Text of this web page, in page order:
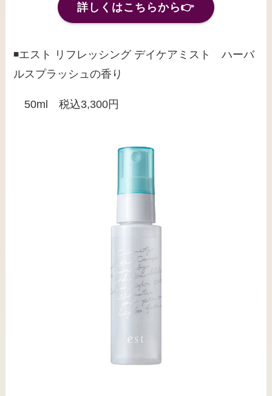
詳しくはこちらから👉
◾️エスト リフレッシング デイケアミスト ハーバ
ルスプラッシュの香り
50ml 税込3,300円